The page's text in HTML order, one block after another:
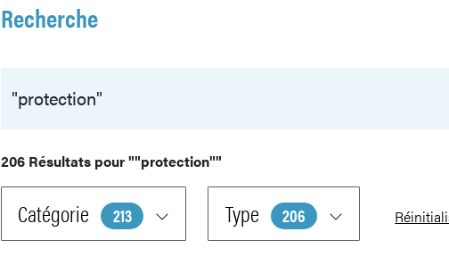
Recherche
206 Résultats pour""protection""
Catégorie 213 Type 206